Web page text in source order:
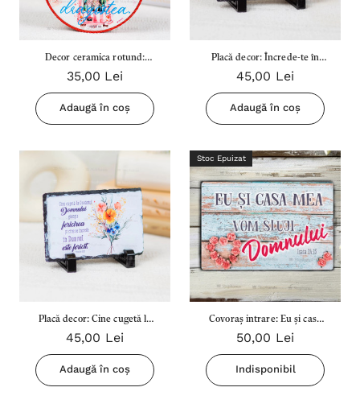
Decor ceramica rotund:
Credinta, Nadejdea si
Dragostea
35,00 Lei
Adaugă în coș
Placă decor: Încrede-te în
Domnul din toată inima ta!
45,00 Lei
Adaugă în coș
Placă decor: Cine cugetă la
Cuvântul Domnului
45,00 Lei
Adaugă în coș
Stoc Epuizat
Covoraș intrare: Eu și casa
mea vom sluji Domnului
50,00 Lei
Indisponibil